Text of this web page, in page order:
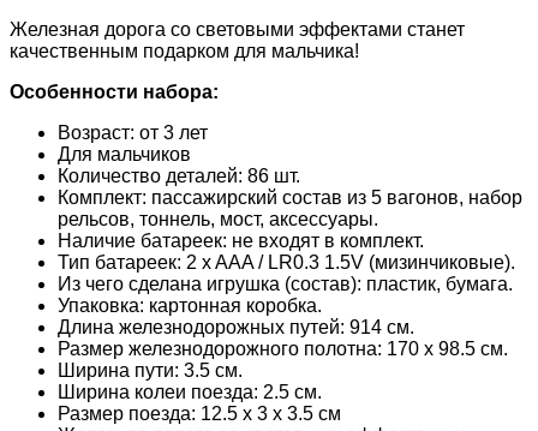
Железная дорога со световыми эффектами станет
качественным подарком для мальчика!
Особенности набора:
Возраст: от 3 лет
Для мальчиков
Количество деталей: 86 шт.
Комплект: пассажирский состав из 5 вагонов, набор
рельсов, тоннель, мост, аксессуары.
Наличие батареек: не входят в комплект.
Тип батареек: 2 x AAA / LR0.3 1.5V (мизинчиковые).
Из чего сделана игрушка (состав): пластик, бумага.
Упаковка: картонная коробка.
Длина железнодорожных путей: 914 см.
Размер железнодорожного полотна: 170 х 98.5 см.
Ширина пути: 3.5 см.
Ширина колеи поезда: 2.5 см.
Размер поезда: 12.5 х 3 х 3.5 см